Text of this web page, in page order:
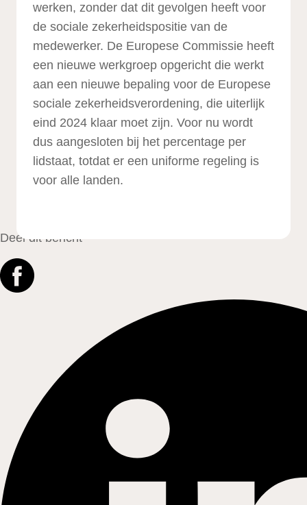
werken, zonder dat dit gevolgen heeft voor
de sociale zekerheidspositie van de
medewerker. De Europese Commissie heeft
een nieuwe werkgroep opgericht die werkt
aan een nieuwe bepaling voor de Europese
sociale zekerheidsverordening, die uiterlijk
eind 2024 klaar moet zijn. Voor nu wordt
dus aangesloten bij het percentage per
lidstaat, totdat er een uniforme regeling is
voor alle landen.
Deel dit bericht